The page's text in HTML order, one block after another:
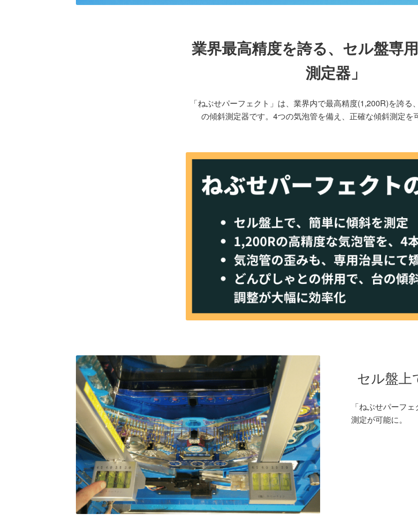
業界最高精度を誇る、セル盤専
測定器」
「ねぶせパーフェクト」は、業界内で最高精度(1,200R)を誇る
の傾斜測定器です。4つの気泡管を備え、正確な傾斜測定を
セル盤上
「ねぶせパーフ
測定が可能に。